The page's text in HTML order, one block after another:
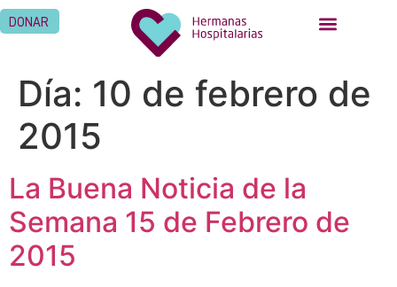
DONAR
Día: 10 de febrero de
2015
La Buena Noticia de la
Semana 15 de Febrero de
2015